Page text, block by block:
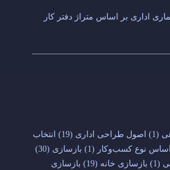
اداری بر اساس متراژ دفتر کار
(1) اصول طراحی اداری (19)
انتخاب
نوع کسب‌وکار (1) بازسازی (30)
(1) بازسازی خانه (19)
بازسازی